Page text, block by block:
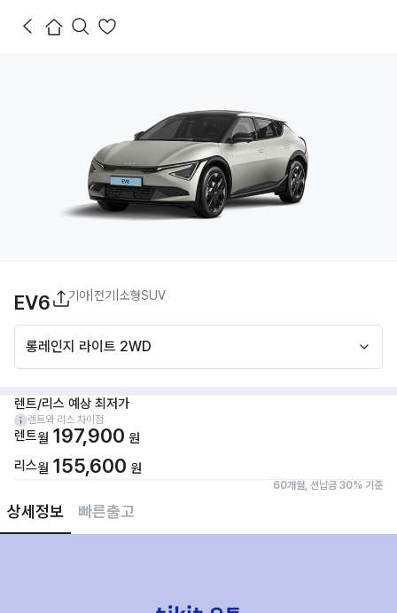
상세정보 빠른출고
EV6 기아|전기 |소형SUV
롱레인지 라이트 2WD
렌트/리스 예상 최저가
렌트와 리스 차이점
렌트월 197,900 원
리스월 155,600 원
60개월, 선납금 30% 기준